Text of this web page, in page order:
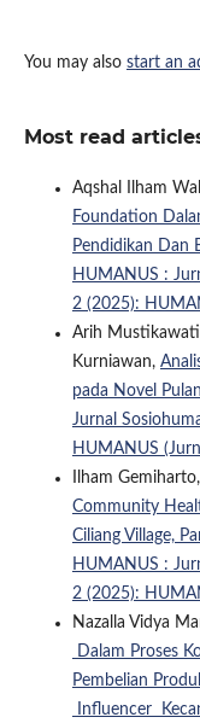
You may also start an
Most read
Aqshal Ilham
Foundation
Pendidikan Dan
HUMANUS :
2 (2025):
Arih
Kurniawan,
pada Novel
Jurnal
HUMANUS
Ilham
Community
Ciliang Village,
HUMANUS :
2 (2025):
Nazalla Vidya
Dalam Proses
Pembelian
Influencer